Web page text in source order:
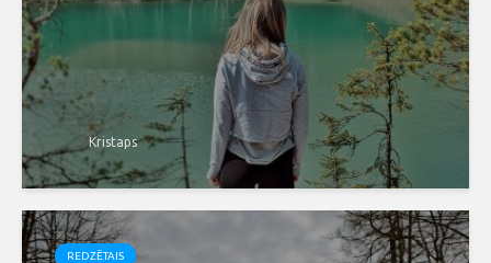
Kristaps
REDZĒTAIS